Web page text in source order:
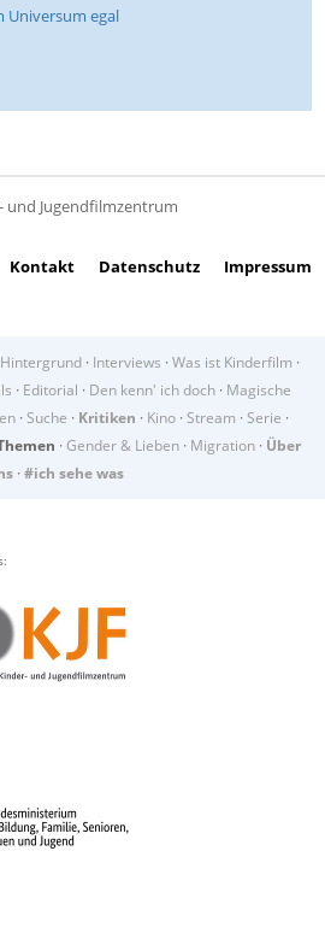
Universum egal
und Jugendfilmzentrum
Kontakt Datenschutz Impressum
Hintergrund · Interviews · Was ist Kinderfilm ·
· Editorial · Den kenn' ich doch· Magische
· Suche · Kritiken · Kino · Stream · Serie ·
· Gender & Lieben · Migration · Über
· #ich sehe was